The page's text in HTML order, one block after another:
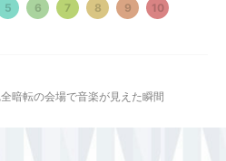
5 6 7 8 9 10
暗転の会場で音楽が見えた瞬間